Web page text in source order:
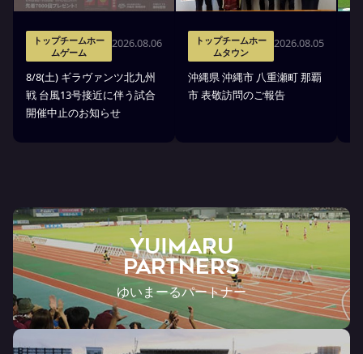
トップチームホー
ムゲーム
2026.08.06
8/8(土) ギラヴァンツ北九州
戦 台風13号接近に伴う試合
開催中止のお知らせ
トップチームホー
ムタウン
2026.08.05
沖縄県 沖縄市 八重瀬町 那覇
市 表敬訪問のご報告
YUIMARU
Partners
ゆいまーるパートナー